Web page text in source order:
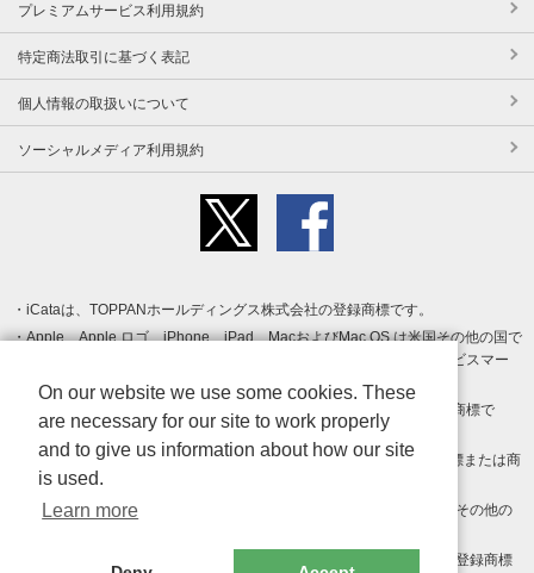
プレミアムサービス利用規約
特定商法取引に基づく表記
個人情報の取扱いについて
ソーシャルメディア利用規約
iCataは、TOPPANホールディングス株式会社の登録商標です。
Apple、Apple ロゴ、iPhone、iPad、MacおよびMac OS は米国その他の国で
登録された Apple Inc. の商標です。App Store は Apple Inc. のサービスマー
クです。
Android、Google Play および Google Play ロゴ は Google LLC の商標で
す。
Windows は Microsoft Inc.の米国およびその他の国における登録商標または商
標です。
Adobe、Adobe Reader、Adobe PDF は、Adobe Inc.の米国およびその他の
その他、記載されている会社名、商品名、ロゴは各社の商標または登録商標
On our website we use some cookies. These
are necessary for our site to work properly
and to give us information about how our site
is used.
Learn more